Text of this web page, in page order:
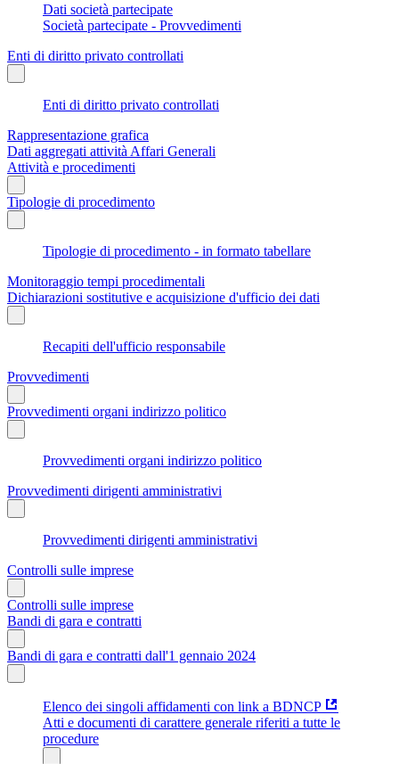
Dati società partecipate
Società partecipate - Provvedimenti
Enti di diritto privato controllati
Enti di diritto privato controllati
Rappresentazione grafica
Dati aggregati attività Affari Generali
Attività e procedimenti
Tipologie di procedimento
Tipologie di procedimento - in formato tabellare
Monitoraggio tempi procedimentali
Dichiarazioni sostitutive e acquisizione d'ufficio dei dati
Recapiti dell'ufficio responsabile
Provvedimenti
Provvedimenti organi indirizzo politico
Provvedimenti organi indirizzo politico
Provvedimenti dirigenti amministrativi
Provvedimenti dirigenti amministrativi
Controlli sulle imprese
Controlli sulle imprese
Bandi di gara e contratti
Bandi di gara e contratti dall'1 gennaio 2024
Elenco dei singoli affidamenti con link a BDNCP
Atti e documenti di carattere generale riferiti a tutte le
procedure